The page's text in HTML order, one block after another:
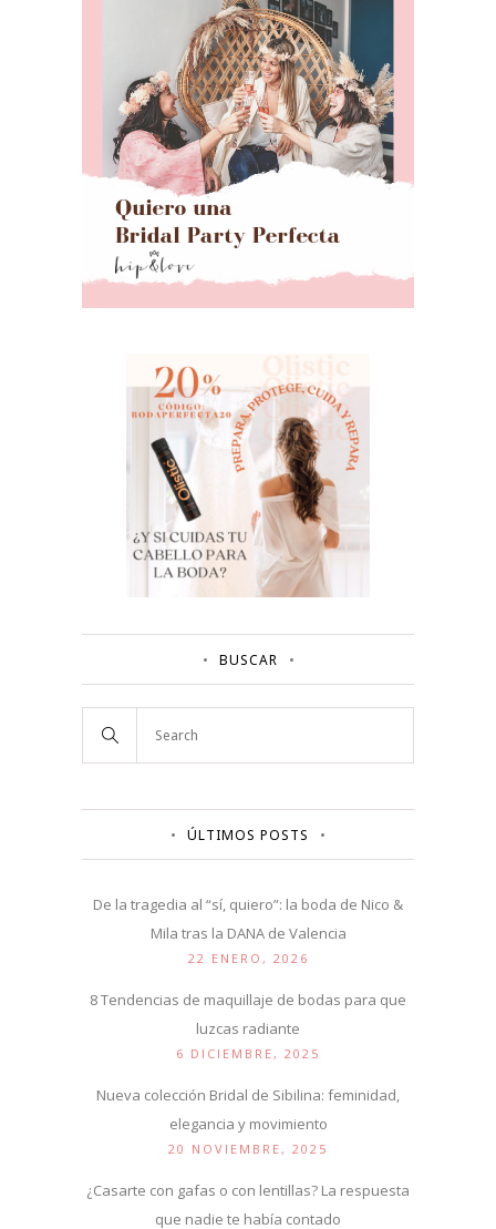
BUSCAR
ÚLTIMOS POSTS
De la tragedia al “sí, quiero”: la boda de Nico &
Mila tras la DANA de Valencia
22 ENERO, 2026
8 Tendencias de maquillaje de bodas para que
luzcas radiante
6 DICIEMBRE, 2025
Nueva colección Bridal de Sibilina: feminidad,
elegancia y movimiento
20 NOVIEMBRE, 2025
¿Casarte con gafas o con lentillas? La respuesta
que nadie te había contado